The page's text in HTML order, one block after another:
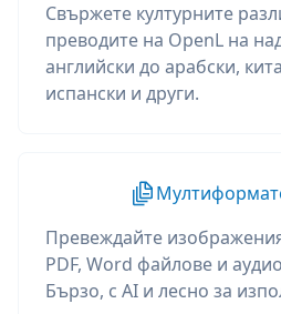
Свържете културните
преводите на OpenL на
английски до арабски,
испански и други.
Превеждайте
PDF, Word файлове и
Бързо, с AI и лесно за